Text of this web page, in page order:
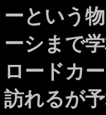
ーという
ーシまで
ロードカ
訪れるが